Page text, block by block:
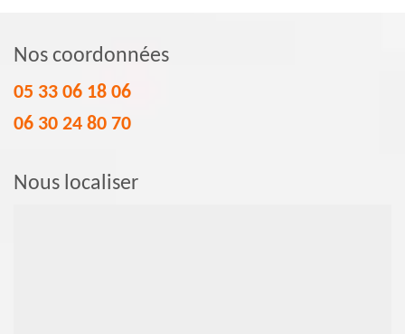
Nos coordonnées
05 33 06 18 06
06 30 24 80 70
Nous localiser